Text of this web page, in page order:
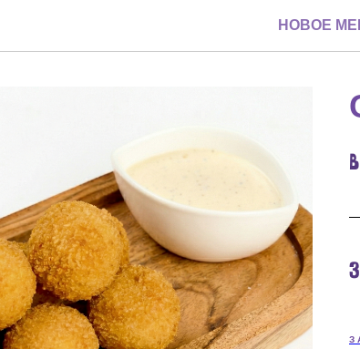
НОВОЕ